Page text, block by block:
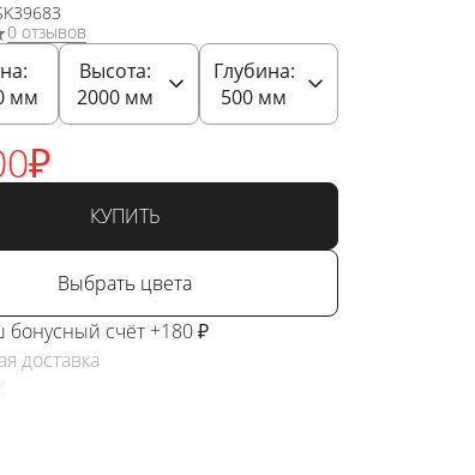
0 отзывов
мм
Высота:
2000мм
Глубина:
500 мм
₽
КУПИТЬ
Выбрать цвета
бонусный счёт +180 ₽
доставка